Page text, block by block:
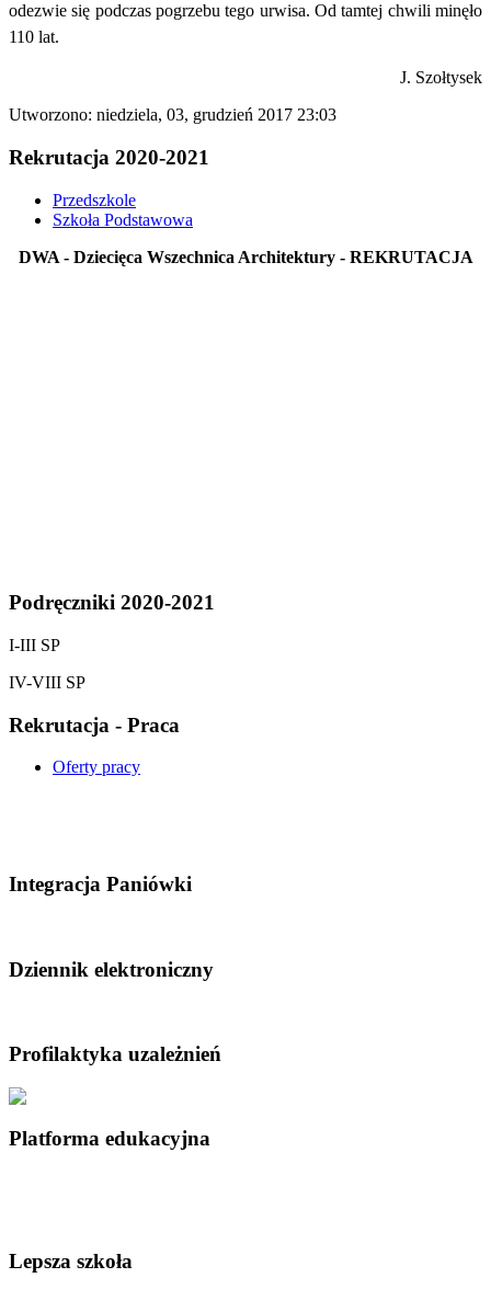
odezwie się podczas pogrzebu tego urwisa. Od tamtej chwili minęło
110 lat.
J. Szołtysek
Utworzono: niedziela, 03, grudzień 2017 23:03
Rekrutacja 2020-2021
Przedszkole
Szkoła Podstawowa
DWA - Dziecięca Wszechnica Architektury - REKRUTACJA
Podręczniki 2020-2021
I-III SP
IV-VIII SP
Rekrutacja - Praca
Oferty pracy
Integracja Paniówki
Dziennik elektroniczny
Profilaktyka uzależnień
Platforma edukacyjna
Lepsza szkoła